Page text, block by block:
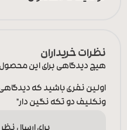
نظرات خریداران
هیچ دیدگاهی برای این
اولین نفری باشید که دیدگاهی
ونکلیف دو تکه نگین دار”